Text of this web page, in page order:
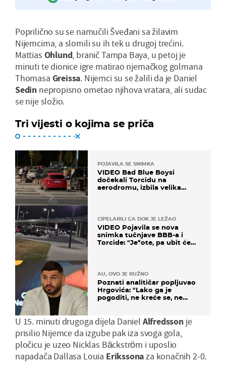
Poprilično su se namučili Šveđani sa žilavim
Nijemcima, a slomili su ih tek u drugoj trećini.
Mattias Ohlund, branič Tampa Baya, u petoj je
minuti te dionice igre matirao njemačkog golmana
Thomasa Greissa. Nijemci su se žalili da je Daniel
Sedin nepropisno ometao njihova vratara, ali sudac
se nije složio.
Tri vijesti o kojima se priča
POJAVILA SE SNIMKA
VIDEO Bad Blue Boysi
dočekali Torcidu na
aerodromu, izbila velika
CIPELARILI GA DOK JE LEŽAO
VIDEO Pojavila se nova
snimka tučnjave BBB-a i
Torcide: "Je*ote, pa ubit će
AU, OVO JE RUŽNO
Poznati analitičar popljuvao
Hrgovića: "Lako ga je
pogoditi, ne kreće se, ne
U 15. minuti drugoga dijela Daniel Alfredsson je
prisilio Nijemce da izgube pak iza svoga gola,
pločicu je uzeo Nicklas Bäckström i uposlio
napadača Dallasa Louia Erikssonaza konačnih 2-0.